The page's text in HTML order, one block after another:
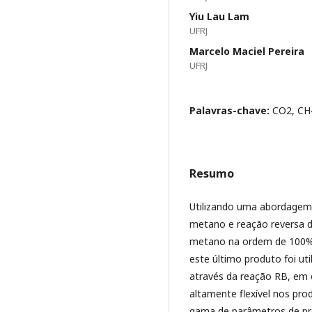
Yiu Lau Lam
UFRJ
Marcelo Maciel Pereira
UFRJ
Palavras-chave: CO2,
Resumo
Utilizando uma
metano e reação reversa
metano na ordem de
este último produto foi
através da reação RB,
altamente flexível nos